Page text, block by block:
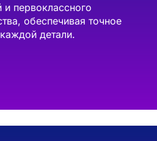
и первоклассного
обеспечивая точное
детали.